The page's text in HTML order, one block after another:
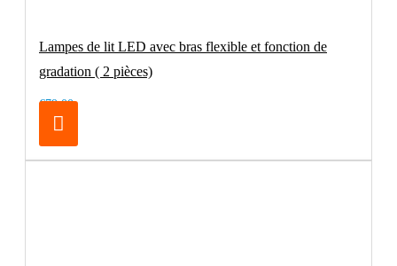
Lampes de lit LED avec bras flexible et fonction de
gradation ( 2 pièces)
€79.00